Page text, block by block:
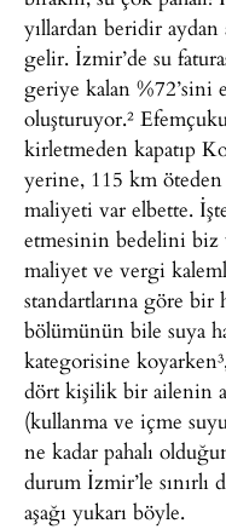
yıllardan beridir aydan
gelir. İzmir’de su
geriye kalan
oluşturuyor.²
kirletmeden kapatıp
yerine, 115 km öteden
maliyeti var elbette.
etmesinin bedelini biz
maliyet ve vergi
standartlarına göre
bölümünün bile suya
kategorisine
dört kişilik bir ailenin
(kullanma ve içme
ne kadar pahalı
durum İzmir’le
aşağı yukarı böyle.